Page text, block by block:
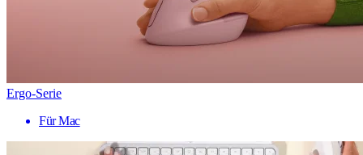
Ergo-Serie
Für Mac